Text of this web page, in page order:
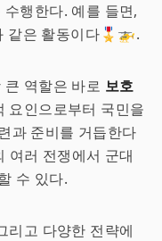
행한다. 예를 들면,
같은 활동이다🎖️🚁.
역할은 바로 보호
요인으로부터 국민을
과 준비를 거듭한다
여러 전쟁에서 군대
수 있다.
리고 다양한 전략에